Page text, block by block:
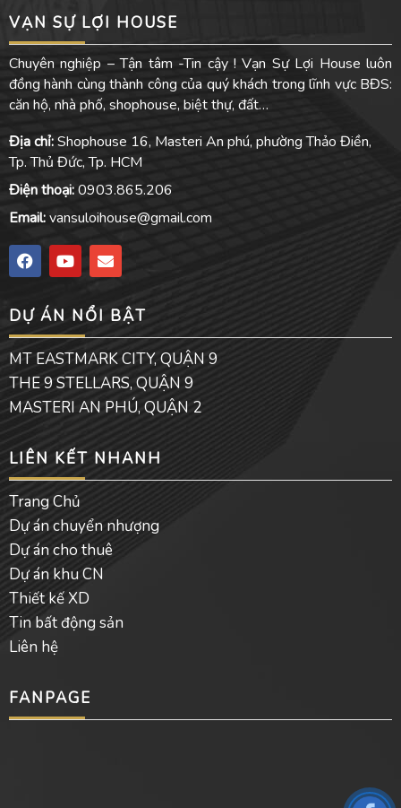
VẠN SỰ LỢI HOUSE
Chuyên nghiệp – Tận tâm -Tin cậy ! Vạn Sự Lợi House luôn
đồng hành cùng thành công của quý khách trong lĩnh vực BĐS:
căn hộ, nhà phố, shophouse, biệt thự, đất…
Địa chỉ:Shophouse 16, Masteri An phú, phường Thảo Điền,
Tp. Thủ Đức, Tp. HCM
Điện thoại:0903.865.206
Email:vansuloihouse@gmail.com
F
a
c
b
o
o
k
Y
o
u
u
b
e
E
n
v
o
p
e
DỰ ÁN NỔI BẬT
MT EASTMARK CITY, QUẬN 9
THE 9 STELLARS, QUẬN 9
MASTERI AN PHÚ, QUẬN 2
LIÊN KẾT NHANH
Trang Chủ
Dự án chuyển nhượng
Dự án cho thuê
Dự án khu CN
Thiết kế XD
Tin bất động sản
Liên hệ
FANPAGE